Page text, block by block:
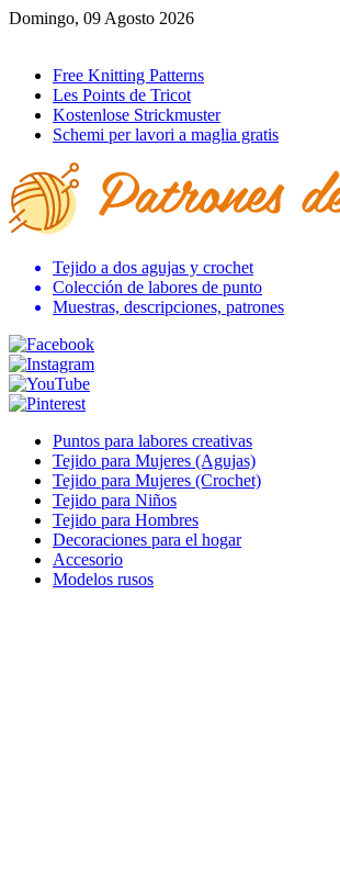
Domingo, 09 Agosto 2026
Free Knitting Patterns
Les Points de Tricot
Kostenlose Strickmuster
Schemi per lavori a maglia gratis
Tejido a dos agujas y crochet
Colección de labores de punto
Muestras, descripciones, patrones
Puntos para labores creativas
Tejido para Mujeres (Agujas)
Tejido para Mujeres (Crochet)
Tejido para Niños
Tejido para Hombres
Decoraciones para el hogar
Accesorio
Modelos rusos